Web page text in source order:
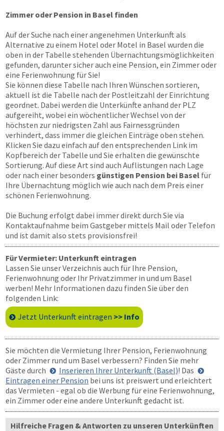
Zimmer oder Pension in Basel finden
Auf der Suche nach einer angenehmen Unterkunft als
Alternative zu einem Hotel oder Motel in Basel wurden die
oben in der Tabelle stehenden Übernachtungsmöglichkeiten
gefunden, darunter sicher auch eine Pension, ein Zimmer oder
eine Ferienwohnung für Sie!
Sie können diese Tabelle nach Ihren Wünschen sortieren,
aktuell ist die Tabelle nach der Postleitzahl der Einrichtung
geordnet. Dabei werden die Unterkünfte anhand der PLZ
aufgereiht, wobei ein wöchentlicher Wechsel von der
höchsten zur niedrigsten Zahl aus Fairnessgründen
verhindert, dass immer die gleichen Einträge oben stehen.
Klicken Sie dazu einfach auf den entsprechenden Link im
Kopfbereich der Tabelle und Sie erhalten die gewünschte
Sortierung. Auf diese Art sind auch Auflistungen nach Lage
oder nach einer besonders günstigen Pension bei Basel für
Ihre Übernachtung möglich wie auch nach dem Preis einer
schönen Ferienwohnung.
Die Buchung erfolgt dabei immer direkt durch Sie via
Kontaktaufnahme beim Gastgeber mittels Mail oder Telefon
und ist damit also stets provisionsfrei!
Für Vermieter: Unterkunft eintragen
Lassen Sie unser Verzeichnis auch für Ihre Pension,
Ferienwohnung oder Ihr Privatzimmer in und um Basel
werben! Mehr Informationen dazu finden Sie über den
folgenden Link:
Jetzt Unterkunft eintragen >> Info
Sie möchten die Vermietung Ihrer Pension, Ferienwohnung
oder Zimmer rund um Basel verbessern? Finden Sie mehr
Gäste durch
Inserieren Ihrer Unterkunft (Basel)! Das
Eintragen einer Pension bei uns ist preiswert und erleichtert
das Vermieten - egal ob die Werbung für eine Ferienwohnung,
ein Zimmer oder eine andere Unterkunft gedacht ist.
Hilfreiche Fragen & Antworten zu unseren Unterkünften